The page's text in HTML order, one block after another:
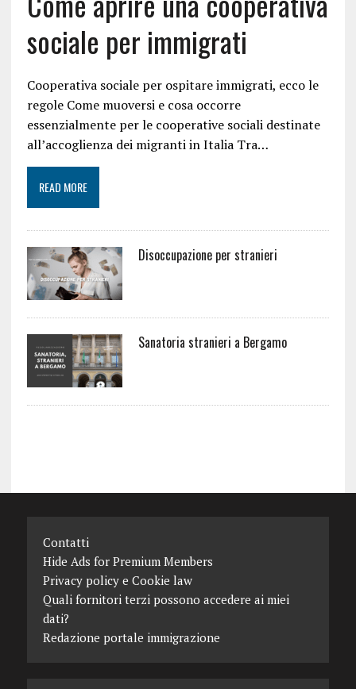
sociale per immigrati
Cooperativa sociale per ospitare immigrati, ecco le
regole Come muoversi e cosa occorre
essenzialmente per le cooperative sociali destinate
all’accoglienza dei migranti in Italia Tra…
READ MORE
Disoccupazione per stranieri
Sanatoria stranieri a Bergamo
Contatti
Hide Ads for Premium Members
Privacy policy e Cookie law
Quali fornitori terzi possono accedere ai miei
dati?
Redazione portale immigrazione